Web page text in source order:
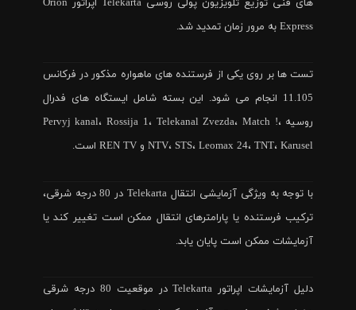
Express به مرور زمان تمدید شد.
تست ها بر روی یکی از فرستنده های ماهواره مذکور در فرکانس
11.105 انجام می شود. این بسته شامل ایستگاه های فدرال
روسیه Pervyj kanal، Rossija 1، Telekanal Zvezda، Match !،
NTV، STS، Leomax 24، TNT، Karusel و REN TV است.
با توجه به ویژگی آزمایشی انتقال Telekarta در 80 درجه شرقی،
ترکیب فرستنده یا پارامترهای انتقال ممکن است تغییر کند یا
آزمایشات ممکن است پایان یابد.
دلیل آزمایشات اپراتور Telekarta در موقعیت 80 درجه شرقی